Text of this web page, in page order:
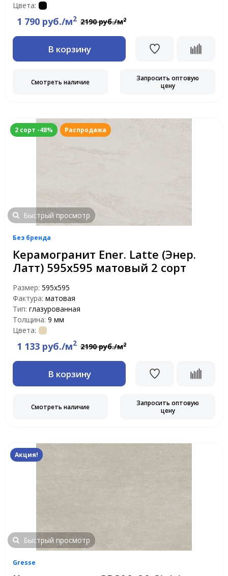
Цвета:
1 790 руб./м2 2190 руб./м2
В корзину
Смотреть наличие
Запросить оптовую
цену
2 сорт -48% Распродажа
Быстрый просмотр
Без бренда
Керамогранит Ener. Latte (Энер.
Латт) 595x595 матовый 2 сорт
Размер: 595x595
Фактура: матовая
Тип: глазурованная
Толщина: 9 мм
Цвета:
1 133 руб./м2 2190 руб./м2
В корзину
Смотреть наличие
Запросить оптовую
цену
Акция!
Быстрый просмотр
Gresse